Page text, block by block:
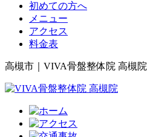
初めての方へ
メニュー
アクセス
料金表
高槻市｜VIVA骨盤整体院 高槻院